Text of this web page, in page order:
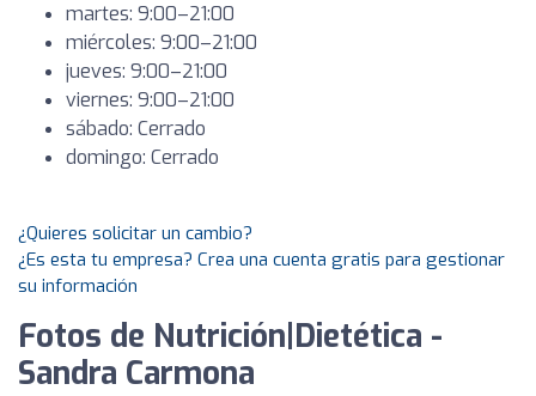
martes: 9:00–21:00
miércoles: 9:00–21:00
jueves: 9:00–21:00
viernes: 9:00–21:00
sábado: Cerrado
domingo: Cerrado
¿Quieres solicitar un cambio?
¿Es esta tu empresa? Crea una cuenta gratis para gestionar
su información
Fotos de Nutrición|Dietética -
Sandra Carmona